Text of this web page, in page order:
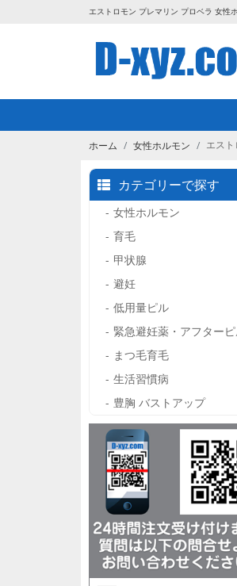
エストロモン プレマリン プロベラ 女性
ホーム 女性ホルモン エス
カテゴリーで探す
女性ホルモン
育毛
甲状腺
避妊
低用量ピル
緊急避妊薬・アフター
まつ毛育毛
生活習慣病
豊胸 バストアップ